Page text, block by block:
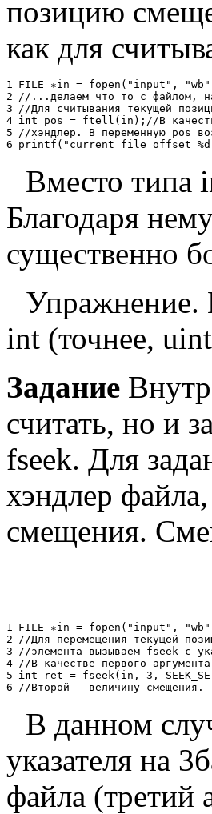
позицию
как для
1 FILE ∗in = fopen("input",
2
// ... делаем что то с файлом, н
3
//Для считывания текущей позиц
4 int pos = ftell(in); //В качест
5
//хэндлер . В переменную pos во
6 printf("current file offset
Вместо типа
Благодаря
существенно
Упражнение.
int (точнее,
Задание
считать, но и
fseek. Для
хэндлер
смещения.
1 FILE ∗in = fopen("input",
2
//Для перемещения текущей пози
3
//элемента вызываем fseek с ук
4 //В качестве первого аргумента
5 int ret = fseek(in, 3,
6
//Второй - величину смещения .
В данном
указателя на
файла (третий